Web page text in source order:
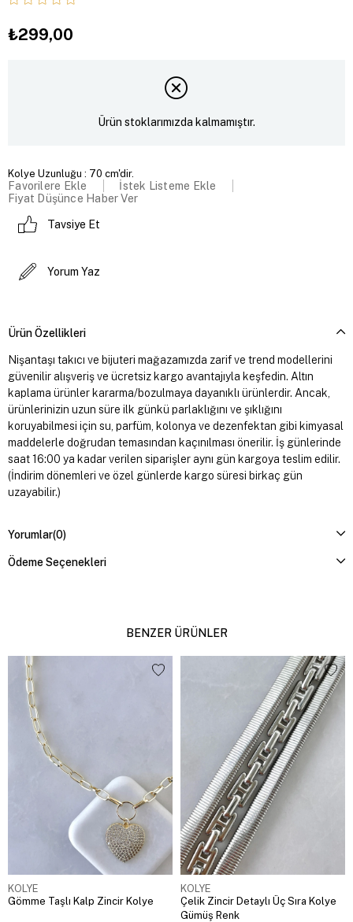
₺299,00
Ürün stoklarımızda kalmamıştır.
Kolye Uzunluğu : 70 cm'dir.
Favorilere Ekle
İstek Listeme Ekle
Fiyat Düşünce Haber Ver
Tavsiye Et
Yorum Yaz
Ürün Özellikleri
Nişantaşı takıcı ve bijuteri mağazamızda zarif ve trend modellerini
güvenilir alışveriş ve ücretsiz kargo avantajıyla keşfedin. Altın
kaplama ürünler kararma/bozulmaya dayanıklı ürünlerdir. Ancak,
ürünlerinizin uzun süre ilk günkü parlaklığını ve şıklığını
koruyabilmesi için su, parfüm, kolonya ve dezenfektan gibi kimyasal
maddelerle doğrudan temasından kaçınılması önerilir. İş günlerinde
saat 16:00 ya kadar verilen siparişler aynı gün kargoya teslim edilir.
(İndirim dönemleri ve özel günlerde kargo süresi birkaç gün
uzayabilir.)
Yorumlar(0)
Ödeme Seçenekleri
BENZER ÜRÜNLER
KOLYE
Gömme Taşlı Kalp Zincir Kolye
KOLYE
Çelik Zincir Detaylı Üç Sıra Kolye
Gümüş Renk